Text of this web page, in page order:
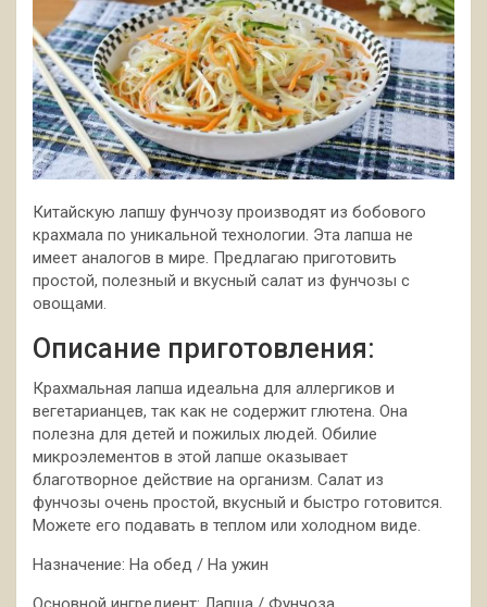
Китайскую лапшу фунчозу производят из бобового
крахмала по уникальной технологии. Эта лапша не
имеет аналогов в мире. Предлагаю приготовить
простой, полезный и вкусный салат из фунчозы с
овощами.
Описание приготовления:
Крахмальная лапша идеальна для аллергиков и
вегетарианцев, так как не содержит глютена. Она
полезна для детей и пожилых людей. Обилие
микроэлементов в этой лапше оказывает
благотворное действие на организм. Салат из
фунчозы очень простой, вкусный и быстро готовится.
Можете его подавать в теплом или холодном виде.
Назначение: На обед / На ужин